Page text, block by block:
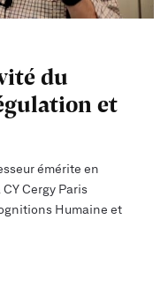
du
et
émérite en
Cergy Paris
Humaine et